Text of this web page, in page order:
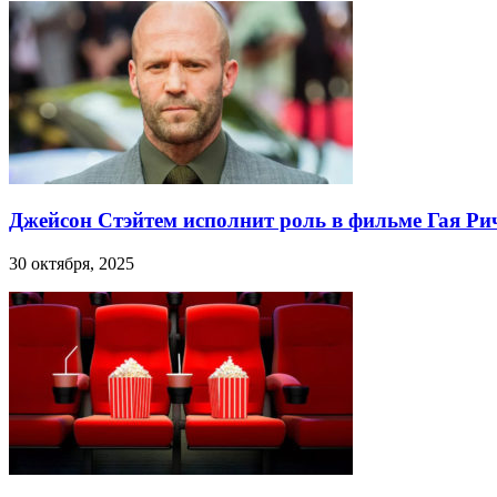
Джейсон Стэйтем исполнит роль в фильме Гая
30 октября, 2025